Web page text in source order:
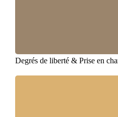
Degrés de liberté & Prise en